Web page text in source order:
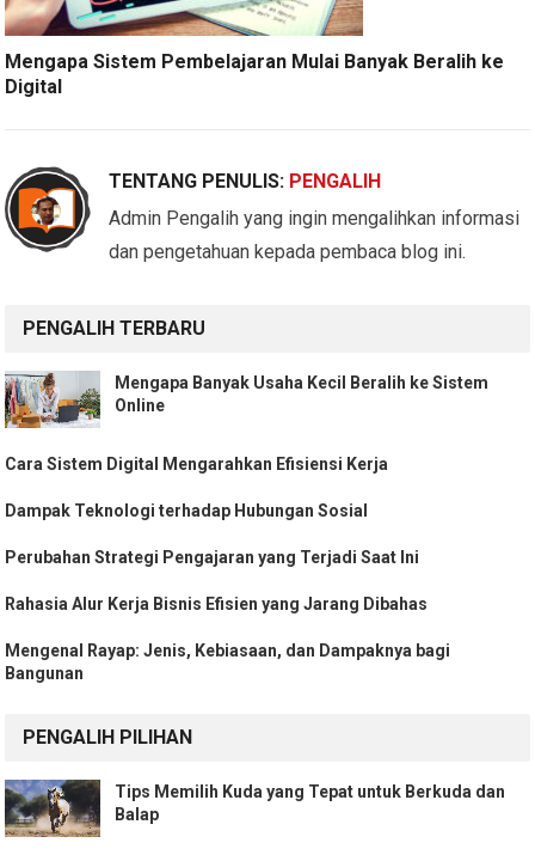
Mengapa Sistem Pembelajaran Mulai Banyak Beralih ke
Digital
TENTANG PENULIS: PENGALIH
Admin Pengalih yang ingin mengalihkan informasi
dan pengetahuan kepada pembaca blog ini.
PENGALIH TERBARU
Mengapa Banyak Usaha Kecil Beralih ke Sistem
Online
Cara Sistem Digital Mengarahkan Efisiensi Kerja
Dampak Teknologi terhadap Hubungan Sosial
Perubahan Strategi Pengajaran yang Terjadi Saat Ini
Rahasia Alur Kerja Bisnis Efisien yang Jarang Dibahas
Mengenal Rayap: Jenis, Kebiasaan, dan Dampaknya bagi
Bangunan
PENGALIH PILIHAN
Tips Memilih Kuda yang Tepat untuk Berkuda dan
Balap